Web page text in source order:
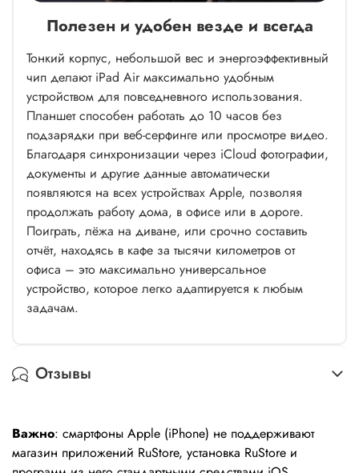
Полезен и удобен везде и всегда
Тонкий корпус, небольшой вес и энергоэффективный
чип делают iPad Air максимально удобным
устройством для повседневного использования.
Планшет способен работать до 10 часов без
подзарядки при веб-серфинге или просмотре видео.
Благодаря синхронизации через iCloud фотографии,
документы и другие данные автоматически
появляются на всех устройствах Apple, позволяя
продолжать работу дома, в офисе или в дороге.
Поиграть, лёжа на диване, или срочно составить
отчёт, находясь в кафе за тысячи километров от
офиса – это максимально универсальное
устройство, которое легко адаптируется к любым
задачам.
Отзывы
Важно: смартфоны Apple (iPhone) не поддерживают
магазин приложений RuStore, установка RuStore и